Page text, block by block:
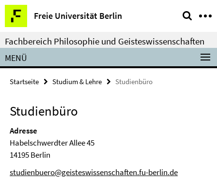
Springe
direkt
zu
Inhalt
Freie Universität Berlin
Service-
Navigation
Fachbereich Philosophie und Geisteswissenschaften
MENÜ
Startseite Studium & Lehre Studienbüro
Studienbüro
Adresse
Habelschwerdter Allee 45
14195 Berlin
studienbuero@geisteswissenschaften.fu-berlin.de